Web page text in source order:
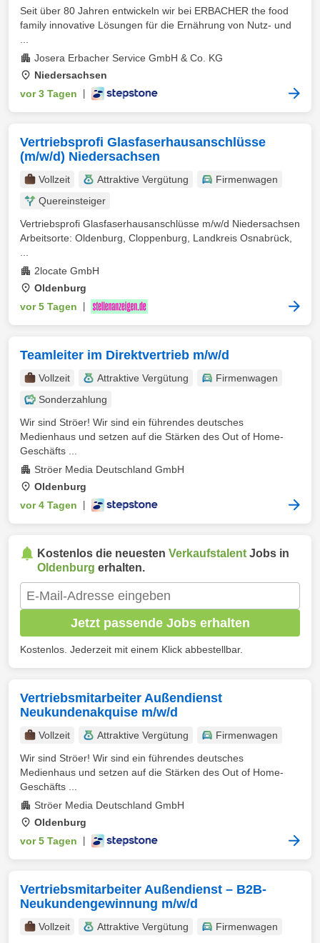
Seit über 80 Jahren entwickeln wir bei ERBACHER the food
family innovative Lösungen für die Ernährung von Nutz- und
Josera Erbacher Service GmbH & Co. KG
Niedersachsen
vor 3 Tagen
Vertriebsprofi Glasfaserhausanschlüsse
(m/w/d) Niedersachsen
Vollzeit Attraktive Vergütung
Firmenwagen
Quereinsteiger
Vertriebsprofi Glasfaserhausanschlüsse m/w/d Niedersachsen
Arbeitsorte: Oldenburg, Cloppenburg, Landkreis Osnabrück,
2locate GmbH
Oldenburg
vor 5 Tagen
Teamleiter im Direktvertrieb m/w/d
Vollzeit Attraktive Vergütung
Firmenwagen
Sonderzahlung
Wir sind Ströer! Wir sind ein führendes deutsches
Medienhaus und setzen auf die Stärken des Out of Home-
Geschäfts ...
Ströer Media Deutschland GmbH
Oldenburg
vor 4 Tagen
Kostenlos die neuesten Verkaufstalent Jobs in
Oldenburg erhalten.
Jetzt passende Jobs erhalten
Kostenlos. Jederzeit mit einem Klick abbestellbar.
Vertriebsmitarbeiter Außendienst
Neukundenakquise m/w/d
Vollzeit Attraktive Vergütung
Firmenwagen
Wir sind Ströer! Wir sind ein führendes deutsches
Medienhaus und setzen auf die Stärken des Out of Home-
Geschäfts ...
Ströer Media Deutschland GmbH
Oldenburg
vor 5 Tagen
Vertriebsmitarbeiter Außendienst – B2B-
Neukundengewinnung m/w/d
Vollzeit Attraktive Vergütung Firmenwagen